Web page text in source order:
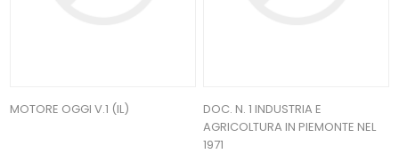
MOTORE OGGI V.1 (IL)
DOC. N. 1 INDUSTRIA E
AGRICOLTURA IN PIEMONTE NEL
1971